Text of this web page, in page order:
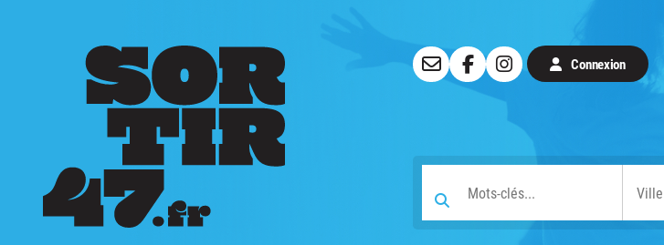
Connexion